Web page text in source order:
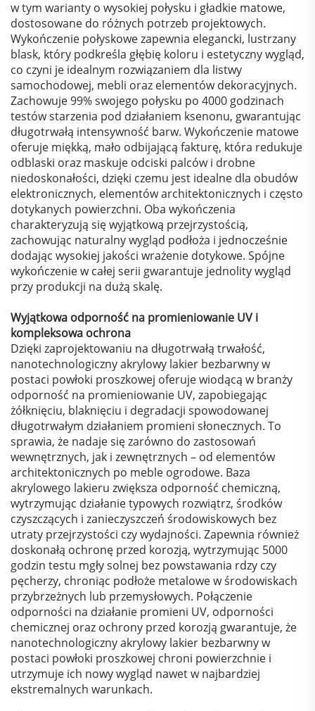
w tym warianty o wysokiej połysku i gładkie matowe,
dostosowane do różnych potrzeb projektowych.
Wykończenie połyskowe zapewnia elegancki, lustrzany
blask, który podkreśla głębię koloru i estetyczny wygląd,
co czyni je idealnym rozwiązaniem dla listwy
samochodowej, mebli oraz elementów dekoracyjnych.
Zachowuje 99% swojego połysku po 4000 godzinach
testów starzenia pod działaniem ksenonu, gwarantując
długotrwałą intensywność barw. Wykończenie matowe
oferuje miękką, mało odbijającą fakturę, która redukuje
odblaski oraz maskuje odciski palców i drobne
niedoskonałości, dzięki czemu jest idealne dla obudów
elektronicznych, elementów architektonicznych i często
dotykanych powierzchni. Oba wykończenia
charakteryzują się wyjątkową przejrzystością,
zachowując naturalny wygląd podłoża i jednocześnie
dodając wysokiej jakości wrażenie dotykowe. Spójne
wykończenie w całej serii gwarantuje jednolity wygląd
przy produkcji na dużą skalę.
Wyjątkowa odporność na promieniowanie UV i
kompleksowa ochrona
Dzięki zaprojektowaniu na długotrwałą trwałość,
nanotechnologiczny akrylowy lakier bezbarwny w
postaci powłoki proszkowej oferuje wiodącą w branży
odporność na promieniowanie UV, zapobiegając
żółknięciu, blaknięciu i degradacji spowodowanej
długotrwałym działaniem promieni słonecznych. To
sprawia, że nadaje się zarówno do zastosowań
wewnętrznych, jak i zewnętrznych – od elementów
architektonicznych po meble ogrodowe. Baza
akrylowego lakieru zwiększa odporność chemiczną,
wytrzymując działanie typowych rozwiątrz, środków
czyszczących i zanieczyszczeń środowiskowych bez
utraty przejrzystości czy wydajności. Zapewnia również
doskonałą ochronę przed korozją, wytrzymując 5000
godzin testu mgły solnej bez powstawania rdzy czy
pęcherzy, chroniąc podłoże metalowe w środowiskach
przybrzeżnych lub przemysłowych. Połączenie
odporności na działanie promieni UV, odporności
chemicznej oraz ochrony przed korozją gwarantuje, że
nanotechnologiczny akrylowy lakier bezbarwny w
postaci powłoki proszkowej chroni powierzchnie i
utrzymuje ich nowy wygląd nawet w najbardziej
ekstremalnych warunkach.